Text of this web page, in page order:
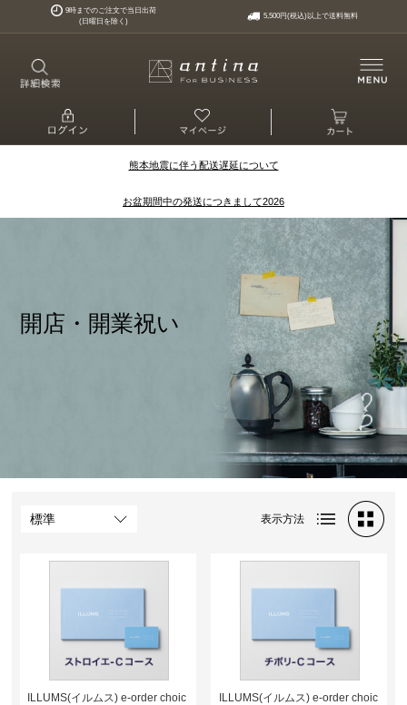
9時までのご注文で当日出荷
(日曜日を除く)
5,500円(税込)以上で送料無料
熊本地震に伴う配送遅延について
お盆期間中の発送につきまして2026
開店・開業祝い
表示方法
ILLUMS(イルムス) e-order choic
ILLUMS(イルムス) e-order choic